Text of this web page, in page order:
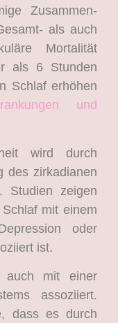
Zusammen-
als auch
Mortalität
als 6 Stunden
Schlaf erhöhen
und
wird durch
des zirkadianen
Studien zeigen
mit einem
oder
ist.
mit einer
assoziiert.
dass es durch